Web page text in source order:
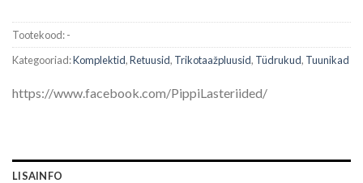
Tootekood:-
Kategooriad:Komplektid,Retuusid, Trikotaažpluusid, Tüdrukud, Tuunikad
https://www.facebook.com/PippiLasteriided/
LISAINFO